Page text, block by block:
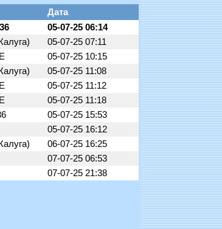
Дата
05-07-25 06:14
05-07-25 07:11
05-07-25 10:15
05-07-25 11:08
05-07-25 11:12
05-07-25 11:18
05-07-25 15:53
05-07-25 16:12
06-07-25 16:25
07-07-25 06:53
07-07-25 21:38